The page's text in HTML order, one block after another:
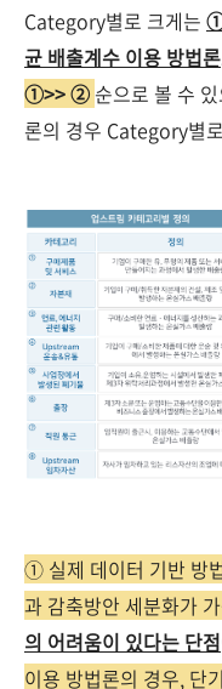
Category별로 크게는 ①
균 배출계수 이용 방법론
①>> ②순으로 볼 수
론의 경우 Category별
① 실제 데이터 기반 방
과 감축방안 세분화가
의 어려움이 있다는 단점
이용 방법론의 경우, 단